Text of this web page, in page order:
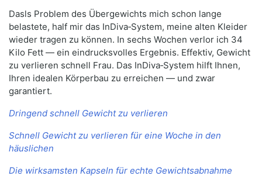
Dasls Problem des Übergewichts mich schon lange
belastete, half mir das InDiva‑System, meine alten Kleider
wieder tragen zu können. In sechs Wochen verlor ich 34
Kilo Fett — ein eindrucksvolles Ergebnis. Effektiv, Gewicht
zu verlieren schnell Frau. Das InDiva‑System hilft Ihnen,
Ihren idealen Körperbau zu erreichen — und zwar
garantiert.
Dringend schnell Gewicht zu verlieren
Schnell Gewicht zu verlieren für eine Woche in den
häuslichen
Die wirksamsten Kapseln für echte Gewichtsabnahme